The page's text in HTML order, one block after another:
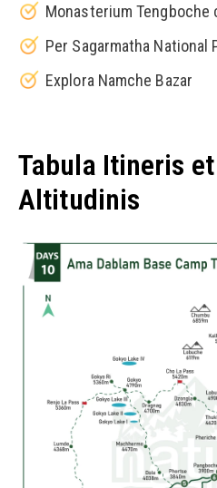
Monasterium Tengboche
Per Sagarmatha National
Explora Namche Bazar
Tabula Itineris
Altitudinis